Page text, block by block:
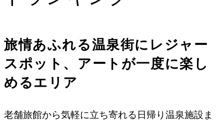
旅情あふれる温泉街にレジャー
スポット、アートが一度に楽し
めるエリア
老舗旅館から気軽に立ち寄れる日帰り温泉施設ま